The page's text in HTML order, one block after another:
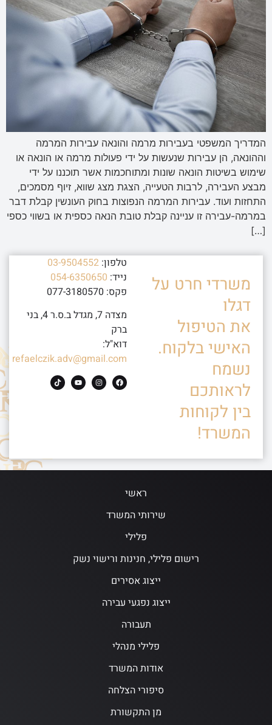
המדריך המשפטי בעבירות מרמה והונאה עבירות המרמה
וההונאה, הן עבירות שנעשות על ידי פעולות מרמה או הונאה או
שימוש בשיטות הונאה שונות ומתוחכמות אשר תוכננו על ידי
מבצע העבירה, לרבות הטעייה, הצגת מצג שווא, זיוף מסמכים,
התחזות ועוד. עבירות המרמה הנפוצות בחוק העונשין קבלת דבר
במרמה-עבירה זו עניינה קבלת טובת הנאה כספית או בשווי כספי
[…]
משרדי חרט על
דגלו
את הטיפול
האישי בלקוח.
נשמח
לראותכם
בין לקוחות
המשרד!
טלפון: 03-9504552
נייד: 054-6350650
פקס: 077-3180570
מצדה 7, מגדל ב.ס.ר 4, בני
ברק
דוא"ל:
refaelczik.adv@gmail.com
ראשי
שירותי המשרד
פלילי
רישום פלילי, חנינות ורישוי נשק
ייצוג אסירים
ייצוג נפגעי עבירה
תעבורה
פלילי מנהלי
אודות המשרד
סיפורי הצלחה
מן התקשורת